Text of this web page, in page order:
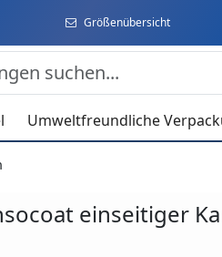
Größenübersicht
Umweltfreundliche
einseitiger